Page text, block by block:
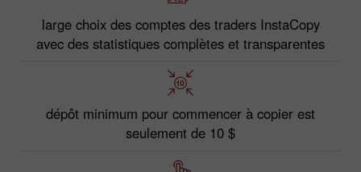
large choix des comptes des traders InstaCopy
avec des statistiques complètes et transparentes
dépôt minimum pour commencer à copier est
seulement de 10 $